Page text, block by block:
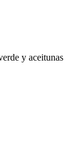
y aceitunas